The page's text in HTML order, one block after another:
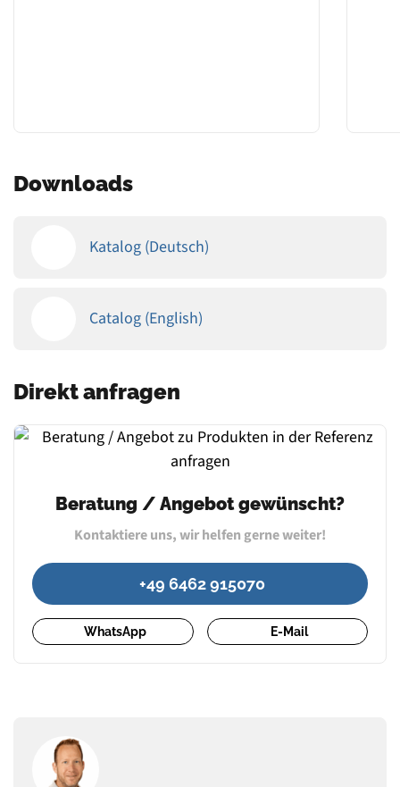
Downloads
Katalog (Deutsch)
Catalog (English)
Direkt anfragen
Beratung / Angebot gewünscht?
Kontaktiere uns, wir helfen gerne weiter!
+49 6462 915070
WhatsApp E-Mail